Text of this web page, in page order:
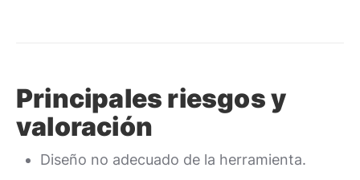
Principales riesgos y
valoración
Diseño no adecuado de la herramienta.